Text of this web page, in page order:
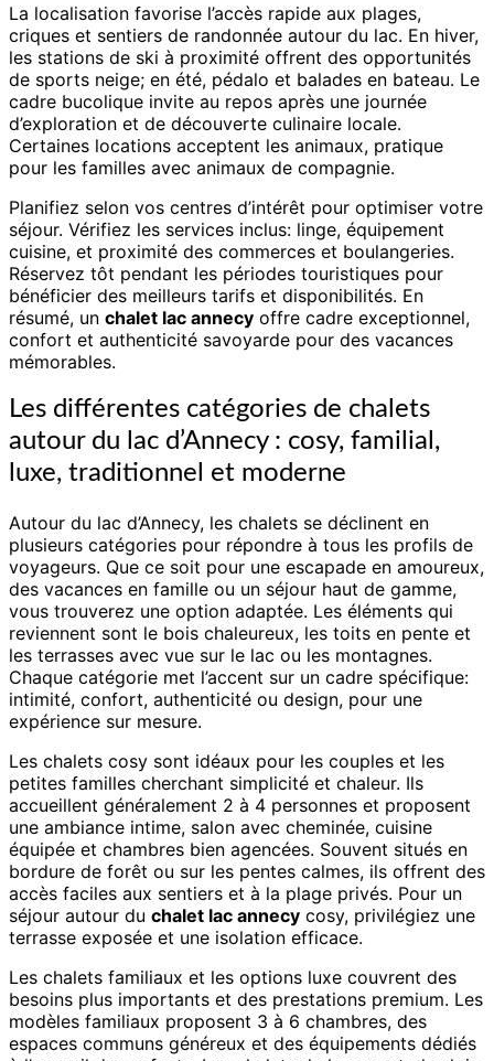
La localisation favorise l’accès rapide aux plages,
criques et sentiers de randonnée autour du lac. En hiver,
les stations de ski à proximité offrent des opportunités
de sports neige; en été, pédalo et balades en bateau. Le
cadre bucolique invite au repos après une journée
d’exploration et de découverte culinaire locale.
Certaines locations acceptent les animaux, pratique
pour les familles avec animaux de compagnie.
Planifiez selon vos centres d’intérêt pour optimiser votre
séjour. Vérifiez les services inclus: linge, équipement
cuisine, et proximité des commerces et boulangeries.
Réservez tôt pendant les périodes touristiques pour
bénéficier des meilleurs tarifs et disponibilités. En
résumé, un chalet lac annecy offre cadre exceptionnel,
confort et authenticité savoyarde pour des vacances
mémorables.
Les différentes catégories de chalets
autour du lac d’Annecy : cosy, familial,
luxe, traditionnel et moderne
Autour du lac d’Annecy, les chalets se déclinent en
plusieurs catégories pour répondre à tous les profils de
voyageurs. Que ce soit pour une escapade en amoureux,
des vacances en famille ou un séjour haut de gamme,
vous trouverez une option adaptée. Les éléments qui
reviennent sont le bois chaleureux, les toits en pente et
les terrasses avec vue sur le lac ou les montagnes.
Chaque catégorie met l’accent sur un cadre spécifique:
intimité, confort, authenticité ou design, pour une
expérience sur mesure.
Les chalets cosy sont idéaux pour les couples et les
petites familles cherchant simplicité et chaleur. Ils
accueillent généralement 2 à 4 personnes et proposent
une ambiance intime, salon avec cheminée, cuisine
équipée et chambres bien agencées. Souvent situés en
bordure de forêt ou sur les pentes calmes, ils offrent des
accès faciles aux sentiers et à la plage privés. Pour un
séjour autour du chalet lac annecy cosy, privilégiez une
terrasse exposée et une isolation efficace.
Les chalets familiaux et les options luxe couvrent des
besoins plus importants et des prestations premium. Les
modèles familiaux proposent 3 à 6 chambres, des
espaces communs généreux et des équipements dédiés